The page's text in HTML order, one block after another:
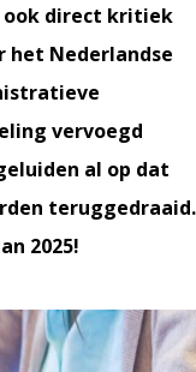
ook direct kritiek
het Nederlandse
vervoegd
al op dat
teruggedraaid.
2025!